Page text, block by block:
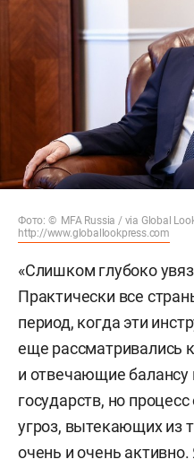
Фото: © MFA Russia / via Global
http://www.globallookpress.com
«Слишком глубоко
Практически все
период, когда эти
еще рассматривались
и отвечающие балансу
государств, но
угроз, вытекающих из
очень и очень